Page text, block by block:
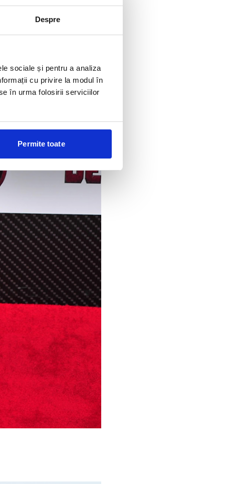
Despre
sociale și pentru a analiza
cu privire la modul în
în urma folosirii serviciilor
Permite toate